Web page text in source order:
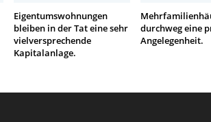
Eigentumswohnungen
bleiben in der Tat eine sehr
vielversprechende
Kapitalanlage.
durchweg eine
Angelegenheit.